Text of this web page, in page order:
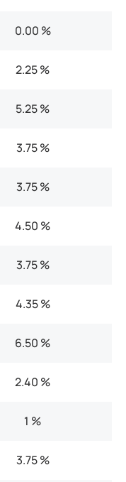
0.00 %
2.25 %
5.25 %
3.75 %
3.75 %
4.50 %
3.75 %
4.35 %
6.50 %
2.40 %
1 %
3.75 %